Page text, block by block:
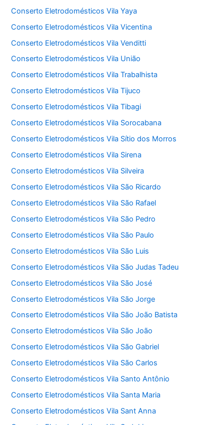
Conserto Eletrodomésticos Vila Yaya
Conserto Eletrodomésticos Vila Vicentina
Conserto Eletrodomésticos Vila Venditti
Conserto Eletrodomésticos Vila União
Conserto Eletrodomésticos Vila Trabalhista
Conserto Eletrodomésticos Vila Tijuco
Conserto Eletrodomésticos Vila Tibagi
Conserto Eletrodomésticos Vila Sorocabana
Conserto Eletrodomésticos Vila Sítio dos Morros
Conserto Eletrodomésticos Vila Sirena
Conserto Eletrodomésticos Vila Silveira
Conserto Eletrodomésticos Vila São Ricardo
Conserto Eletrodomésticos Vila São Rafael
Conserto Eletrodomésticos Vila São Pedro
Conserto Eletrodomésticos Vila São Paulo
Conserto Eletrodomésticos Vila São Luis
Conserto Eletrodomésticos Vila São Judas Tadeu
Conserto Eletrodomésticos Vila São José
Conserto Eletrodomésticos Vila São Jorge
Conserto Eletrodomésticos Vila São João Batista
Conserto Eletrodomésticos Vila São João
Conserto Eletrodomésticos Vila São Gabriel
Conserto Eletrodomésticos Vila São Carlos
Conserto Eletrodomésticos Vila Santo Antônio
Conserto Eletrodomésticos Vila Santa Maria
Conserto Eletrodomésticos Vila Sant Anna